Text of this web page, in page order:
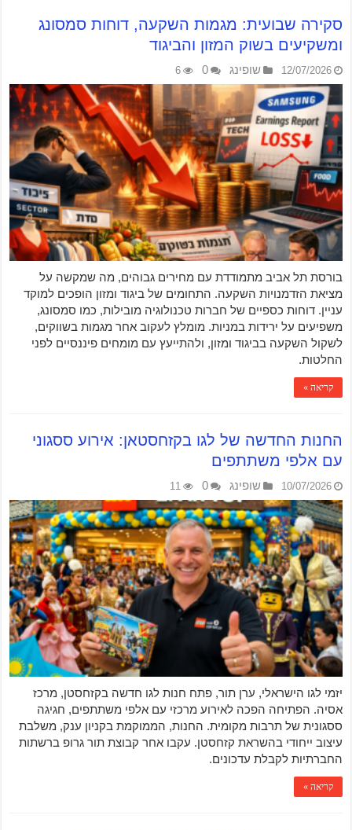
סקירה שבועית: מגמות השקעה, דוחות סמסונג
ומשקיעים בשוק המזון והביגוד
12/07/2026 שופינג 0
6
בורסת תל אביב מתמודדת עם מחירים גבוהים, מה שמקשה על
מציאת הזדמנויות השקעה. התחומים של ביגוד ומזון הופכים למוקד
עניין. דוחות כספיים של חברות טכנולוגיה מובילות, כמו סמסונג,
משפיעים על ירידות במניות. מומלץ לעקוב אחר מגמות בשווקים,
לשקול השקעה בביגוד ומזון, ולהתייעץ עם מומחים פיננסיים לפני
החלטות.
קריאה »
החנות החדשה של לגו בקזחסטאן: אירוע ססגוני
עם אלפי משתתפים
10/07/2026 שופינג 0
11
יזמי לגו הישראלי, ערן תור, פתח חנות לגו חדשה בקזחסטן, מרכז
אסיה. הפתיחה הפכה לאירוע מרכזי עם אלפי משתתפים, חגיגה
ססגונית של תרבות מקומית. החנות, הממוקמת בקניון ענק, משלבת
עיצוב ייחודי בהשראת קזחסטן. עקבו אחר קבוצת תור גרופ ברשתות
החברתיות לקבלת עדכונים.
קריאה »